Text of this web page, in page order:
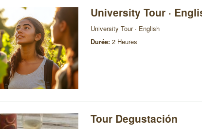
University Tour ·
University Tour · English
Durée: 2 Heures
Tour Degustación